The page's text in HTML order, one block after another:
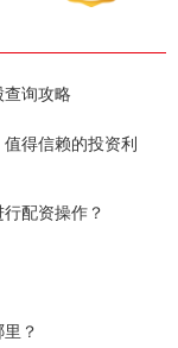
询攻略
得信赖的投资利
配资操作？
？